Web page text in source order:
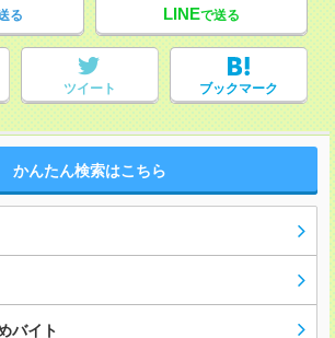
る LINEで送る
ツイート ブックマーク
かんたん検索はこちら
バイト